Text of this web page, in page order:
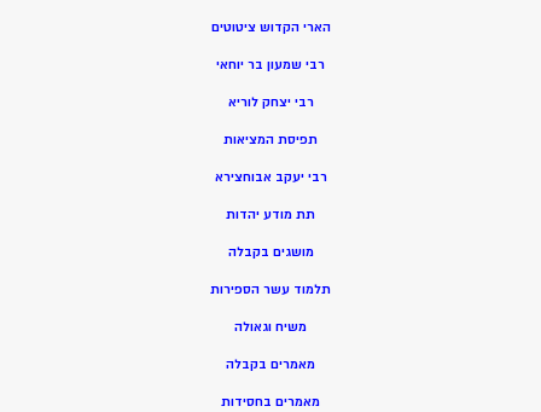
הארי הקדוש ציטוטים
רבי שמעון בר יוחאי
רבי יצחק לוריא
תפיסת המציאות
רבי יעקב אבוחצירא
תת מודע יהדות
מושגים בקבלה
תלמוד עשר הספירות
משיח וגאולה
מאמרים בקבלה
מאמרים בחסידות